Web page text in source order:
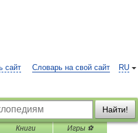
RU
сайт Словарь на свой сайт
Найти!
Книги Игры ⚽